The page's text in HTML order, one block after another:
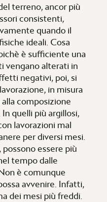
terreno, ancor più
consistenti,
quando il
ideali. Cosa
è sufficiente una
vengano alterati in
negativi, poi, si
in misura
composizione
quelli più argillosi,
lavorazioni mal
per diversi mesi.
essere più
tempo dalle
è comunque
avvenire. Infatti,
dei mesi più freddi.